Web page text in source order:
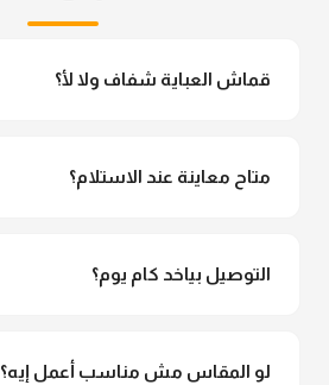
قماش العباية شفاف ولا لأ؟
متاح معاينة عند الاستلام؟
التوصيل بياخد كام يوم؟
لو المقاس مش مناسب أعمل إيه؟